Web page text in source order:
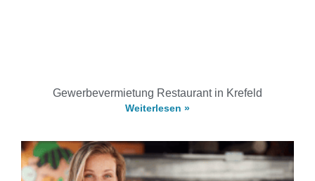
Gewerbevermietung Restaurant in Krefeld
Weiterlesen »